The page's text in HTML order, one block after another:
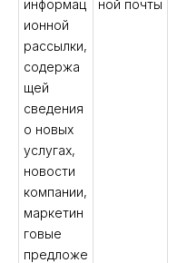
информац
ионной
рассылки,
содержа
щей
сведения
о новых
услугах,
новости
компании,
маркетин
говые
предложе
ной почты